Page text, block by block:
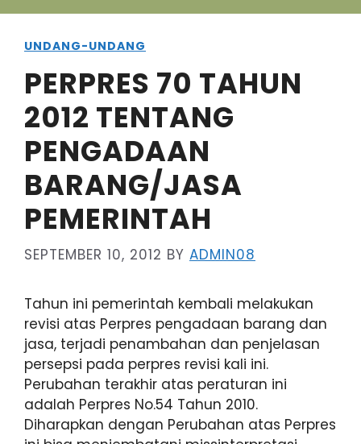
UNDANG-UNDANG
PERPRES 70 TAHUN
2012 TENTANG
PENGADAAN
BARANG/JASA
PEMERINTAH
SEPTEMBER 10, 2012 BY ADMIN08
Tahun ini pemerintah kembali melakukan
revisi atas Perpres pengadaan barang dan
jasa, terjadi penambahan dan penjelasan
persepsi pada perpres revisi kali ini.
Perubahan terakhir atas peraturan ini
adalah Perpres No.54 Tahun 2010.
Diharapkan dengan Perubahan atas Perpres